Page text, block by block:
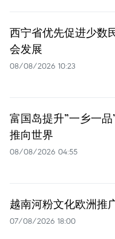
西宁省优先促进少数
会发展
08/08/2026 10:23
富国岛提升”一乡一
推向世界
08/08/2026 04:55
越南河粉文化欧洲推
07/08/2026 18:00